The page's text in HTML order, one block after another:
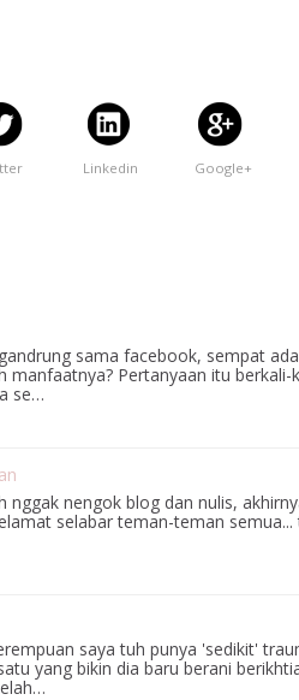
Linkedin Google+
sama facebook, sempat
manfaatnya? Pertanyaan itu
se…
nggak nengok blog dan nulis,
selabar teman-teman
saya tuh punya 'sedikit'
yang bikin dia baru berani